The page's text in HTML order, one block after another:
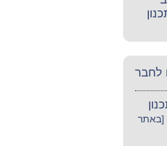
לחבר
[באתר